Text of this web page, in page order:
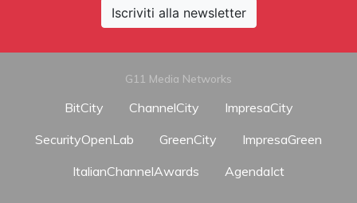
Iscriviti alla newsletter
G11 Media Networks
BitCity ChannelCity
ImpresaCity
SecurityOpenLab
GreenCity
ImpresaGreen
ItalianChannelAwards
AgendaIct